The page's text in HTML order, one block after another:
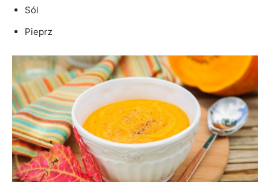
Sól
Pieprz